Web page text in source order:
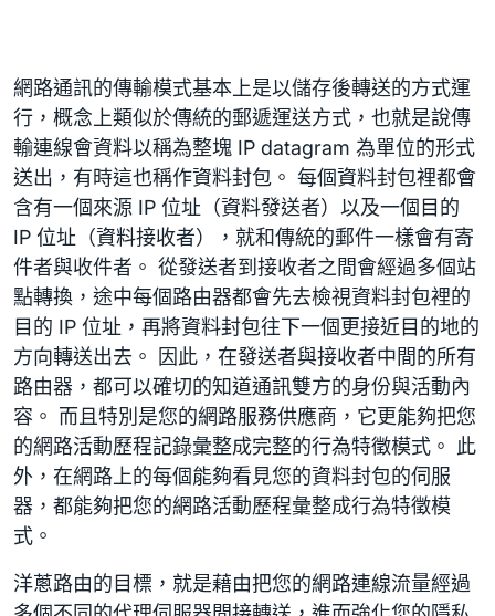
網路通訊的傳輸模式基本上是以儲存後轉送的方式運
行，概念上類似於傳統的郵遞運送方式，也就是說傳
輸連線會資料以稱為整塊 IP datagram 為單位的形式
送出，有時這也稱作資料封包。 每個資料封包裡都會
含有一個來源 IP 位址（資料發送者）以及一個目的
IP 位址（資料接收者），就和傳統的郵件一樣會有寄
件者與收件者。 從發送者到接收者之間會經過多個站
點轉換，途中每個路由器都會先去檢視資料封包裡的
目的 IP 位址，再將資料封包往下一個更接近目的地的
方向轉送出去。 因此，在發送者與接收者中間的所有
路由器，都可以確切的知道通訊雙方的身份與活動內
容。 而且特別是您的網路服務供應商，它更能夠把您
的網路活動歷程記錄彙整成完整的行為特徵模式。 此
外，在網路上的每個能夠看見您的資料封包的伺服
器，都能夠把您的網路活動歷程彙整成行為特徵模
式。
洋蔥路由的目標，就是藉由把您的網路連線流量經過